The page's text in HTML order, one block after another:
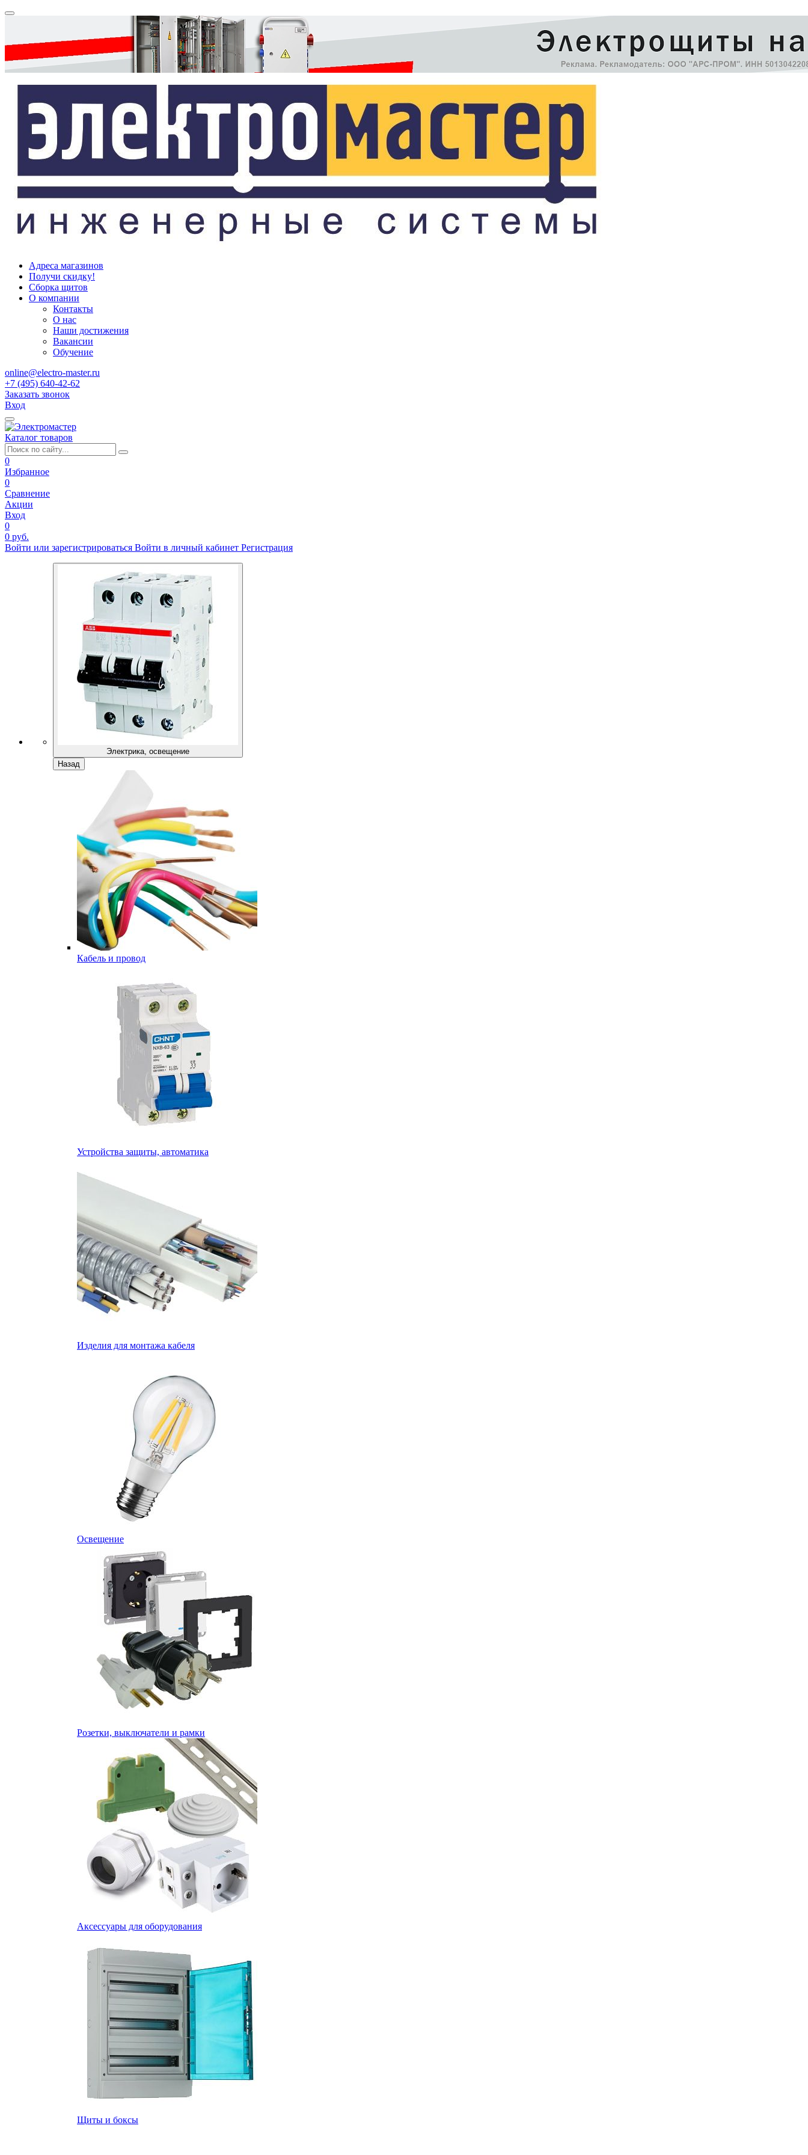
Адреса магазинов
Получи скидку!
Сборка щитов
О компании
Контакты
О нас
Наши достижения
Вакансии
Обучение
online@electro-master.ru
+7 (495) 640-42-62
Заказать звонок
Вход
Каталог товаров
0
Избранное
0
Сравнение
Акции
Вход
0
0 руб.
Войти или зарегистрироваться Войти в личный кабинет Регистрация
Электрика, освещение
Назад
Кабель и провод
Устройства защиты, автоматика
Изделия для монтажа кабеля
Освещение
Розетки, выключатели и рамки
Аксессуары для оборудования
Щиты и боксы